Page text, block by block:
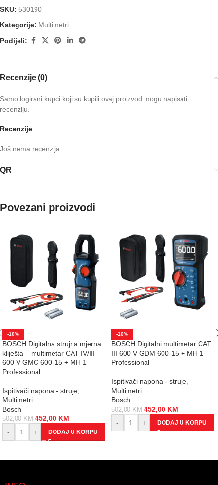
SKU: 530190
Kategorije: Multimetri
Podijeli:
Recenzije (0)
Recenzije
Još nema recenzija.
Samo logirani kupci koji su kupili ovaj proizvod mogu napisati
recenziju.
QR
Povezani proizvodi
-10%
BOSCH Digitalna strujna mjerna
kliješta – multimetar CAT IV/III
600 V GMC 600-15 + MH 1
Professional
Ispitivači napona - struje
Multimetri
Bosch
502,00KM 452,00 KM
-
+ DODAJ U KORPU
-10%
BOSCH Digitalni multimetar CAT
III 600 V GDM 600-15 + MH 1
Professional
Ispitivači napona - struje
Multimetri
Bosch
502,00KM 452,00 KM
-
+ DODAJ U KORPU